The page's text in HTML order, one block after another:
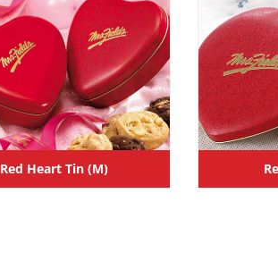
Red Heart Tin (M)